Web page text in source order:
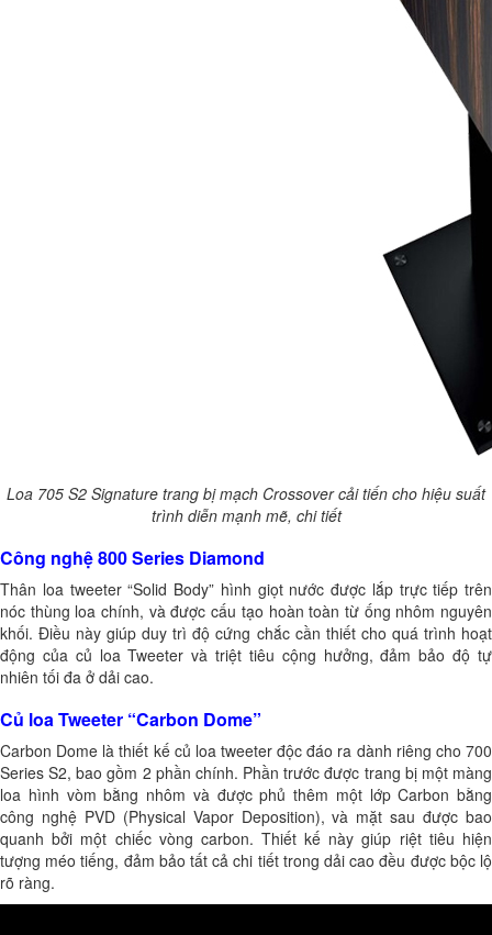
Loa 705 S2 Signature trang bị mạch Crossover cải tiến cho hiệu suất
trình diễn mạnh mẽ, chi tiết
Công nghệ 800 Series Diamond
Thân loa tweeter “Solid Body” hình giọt nước được lắp trực tiếp trên
nóc thùng loa chính, và được cấu tạo hoàn toàn từ ống nhôm nguyên
khối. Điều này giúp duy trì độ cứng chắc cần thiết cho quá trình hoạt
động của củ loa Tweeter và triệt tiêu cộng hưởng, đảm bảo độ tự
nhiên tối đa ở dải cao.
Củ loa Tweeter “Carbon Dome”
Carbon Dome là thiết kế củ loa tweeter độc đáo ra dành riêng cho 700
Series S2, bao gồm 2 phần chính. Phần trước được trang bị một màng
loa hình vòm bằng nhôm và được phủ thêm một lớp Carbon bằng
công nghệ PVD (Physical Vapor Deposition), và mặt sau được bao
quanh bởi một chiếc vòng carbon. Thiết kế này giúp riệt tiêu hiện
tượng méo tiếng, đảm bảo tất cả chi tiết trong dải cao đều được bộc lộ
rõ ràng.